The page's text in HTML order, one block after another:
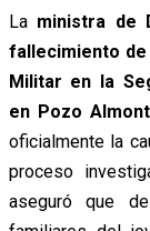
La ministra de
fallecimiento
Militar en la
en Pozo
oficialmente la
proceso
aseguró que